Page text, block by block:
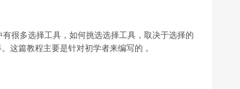
有很多选择工具，如何挑选选择工具，取决于选择的
这篇教程主要是针对初学者来编写的，